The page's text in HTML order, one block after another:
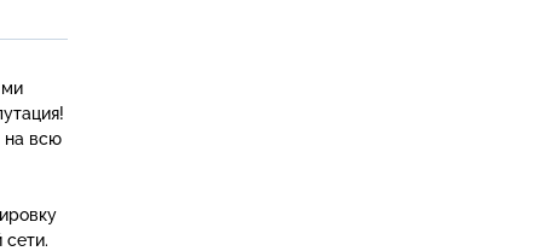
на всю
сети.